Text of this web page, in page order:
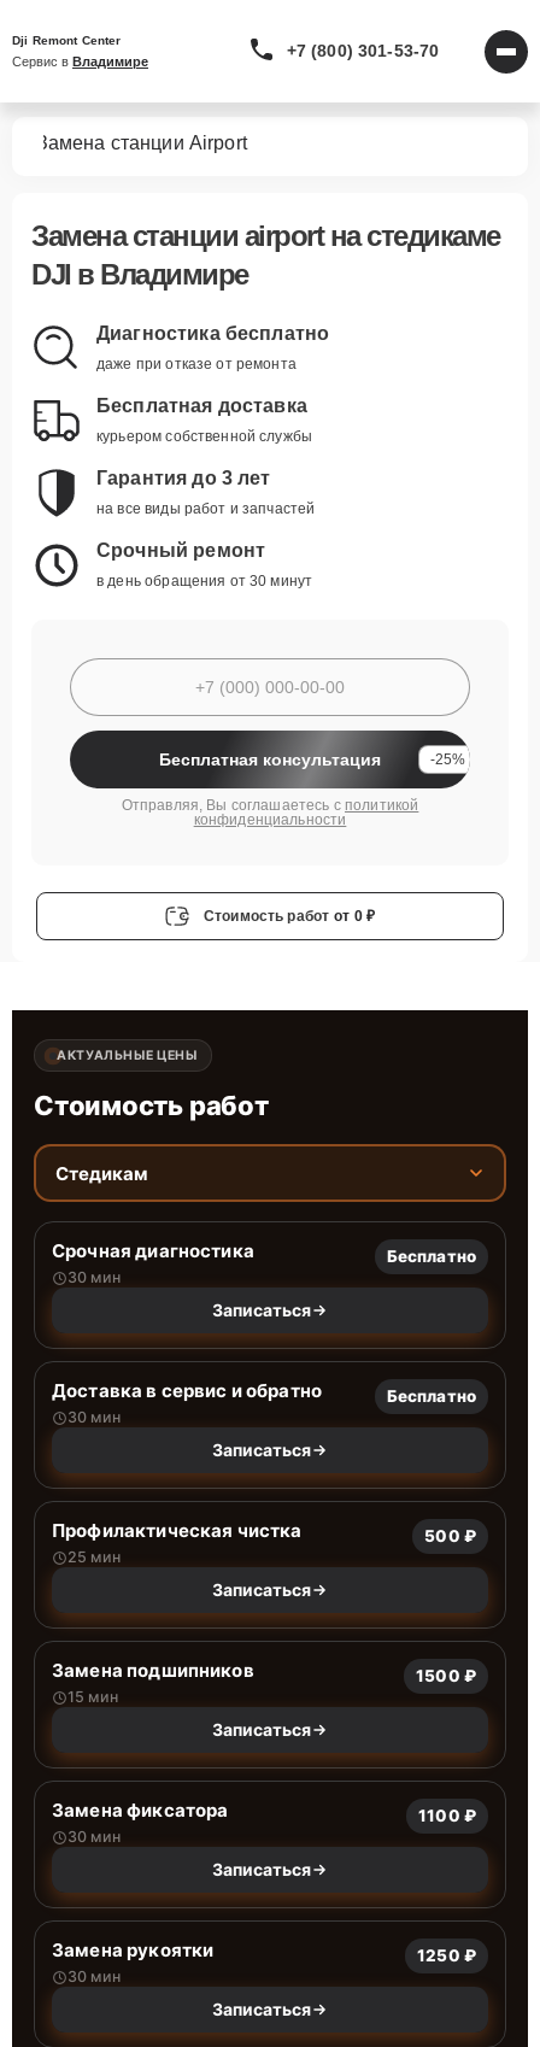
Dji Remont Center
Сервис в Владимире
+7 (800) 301-53-70
Замена станции Airport
Замена станции airportна стедикаме
DJI в Владимире
Диагностика бесплатно
даже при отказе от ремонта
Бесплатная доставка
курьером собственной службы
Гарантия до 3 лет
на все виды работ и запчастей
Срочный ремонт
в день обращения от 30 минут
Бесплатная консультация -25%
Отправляя, Вы соглашаетесь с политикой
конфиденциальности
Стоимость работ от 0 ₽
АКТУАЛЬНЫЕ ЦЕНЫ
Стоимость работ
Стедикам
Срочная диагностика
30 мин
Бесплатно
Записаться
Доставка в сервис и обратно
30 мин
Бесплатно
Записаться
Профилактическая чистка
25 мин
500 ₽
Записаться
Замена подшипников
15 мин
1500 ₽
Записаться
Замена фиксатора
30 мин
1100 ₽
Записаться
Замена рукоятки
30 мин
1250 ₽
Записаться